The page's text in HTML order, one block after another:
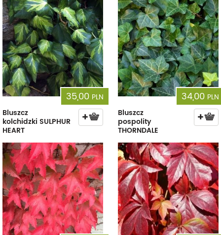
35,00 PLN
Bluszcz
kolchidzki SULPHUR
HEART
34,00 PLN
Bluszcz
pospolity
THORNDALE